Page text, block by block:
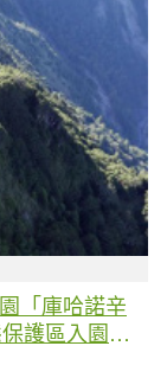
「庫哈諾辛
護區入園活